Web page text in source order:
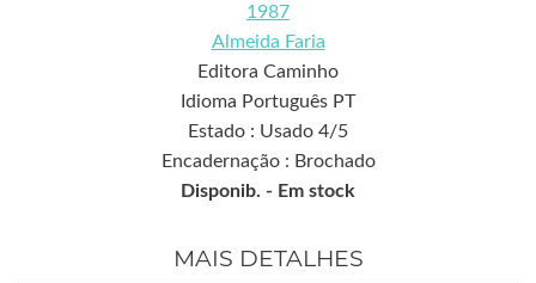
1987
Almeida Faria
Editora Caminho
Idioma Português PT
Estado : Usado 4/5
Encadernação : Brochado
Disponib. - Em stock
MAIS DETALHES